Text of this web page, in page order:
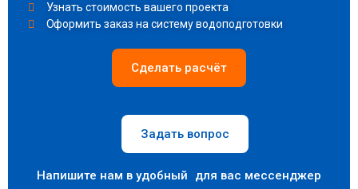
Узнать стоимость вашего проекта
Оформить заказ на систему водоподготовки
Сделать расчёт
Задать вопрос
Напишите нам в удобный для вас мессенджер